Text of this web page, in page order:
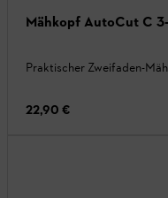
Mähkopf AutoCut C
Praktischer Zweifaden-
22,90 €